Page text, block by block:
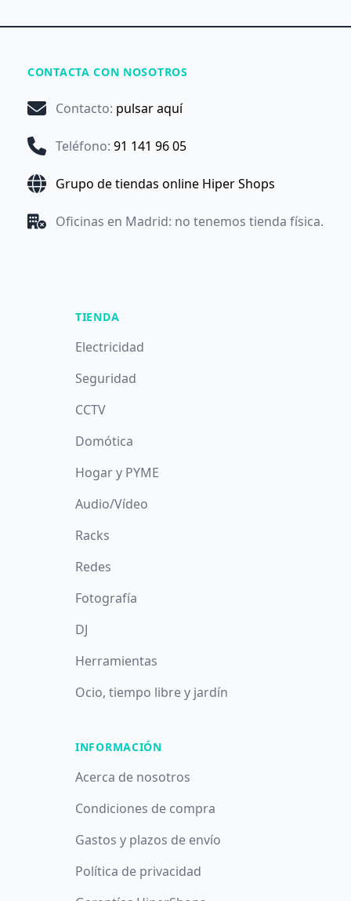
CONTACTA CON NOSOTROS
Contacto: pulsar aquí
Teléfono: 91 141 96 05
Grupo de tiendas online Hiper Shops
Oficinas en Madrid: no tenemos tienda física.
TIENDA
Electricidad
Seguridad
CCTV
Domótica
Hogar y PYME
Audio/Vídeo
Racks
Redes
Fotografía
DJ
Herramientas
Ocio, tiempo libre y jardín
INFORMACIÓN
Acerca de nosotros
Condiciones de compra
Gastos y plazos de envío
Política de privacidad